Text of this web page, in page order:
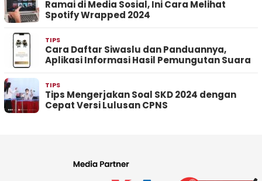
Ramai di Media Sosial, Ini Cara Melihat
Spotify Wrapped 2024
TIPS
Cara Daftar Siwaslu dan Panduannya,
Aplikasi Informasi Hasil Pemungutan Suara
TIPS
Tips Mengerjakan Soal SKD 2024 dengan
Cepat Versi Lulusan CPNS